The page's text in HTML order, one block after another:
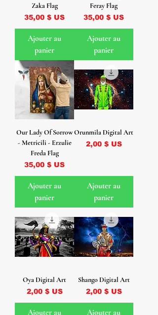
Zaka Flag
Prix
35,00 $ US
Ajouter au
panier
Feray Flag
Prix
35,00 $ US
Ajouter au
panier
Our Lady Of Sorrow
- Metricili - Erzulie
Freda Flag
Prix
35,00 $ US
Ajouter au
panier
Orunmila Digital Art
Prix
2,00 $ US
Ajouter au
panier
Oya Digital Art
Prix
2,00 $ US
Ajouter au
Shango Digital Art
Prix
2,00 $ US
Ajouter au